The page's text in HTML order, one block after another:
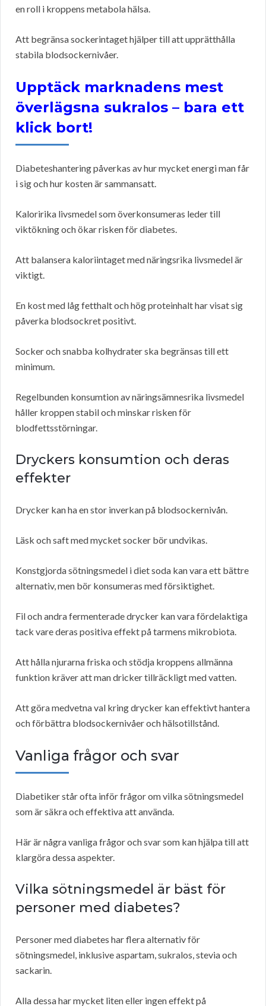
en roll i kroppens metabola hälsa.
Att begränsa sockerintaget hjälper till att upprätthålla
stabila blodsockernivåer.
Upptäck marknadens mest
överlägsna sukralos – bara ett
klick bort!
Diabeteshantering påverkas av hur mycket energi man får
i sig och hur kosten är sammansatt.
Kaloririka livsmedel som överkonsumeras leder till
viktökning och ökar risken för diabetes.
Att balansera kaloriintaget med näringsrika livsmedel är
viktigt.
En kost med låg fetthalt och hög proteinhalt har visat sig
påverka blodsockret positivt.
Socker och snabba kolhydrater ska begränsas till ett
minimum.
Regelbunden konsumtion av näringsämnesrika livsmedel
håller kroppen stabil och minskar risken för
blodfettsstörningar.
Dryckers konsumtion och deras
effekter
Drycker kan ha en stor inverkan på blodsockernivån.
Läsk och saft med mycket socker bör undvikas.
Konstgjorda sötningsmedel i diet soda kan vara ett bättre
alternativ, men bör konsumeras med försiktighet.
Fil och andra fermenterade drycker kan vara fördelaktiga
tack vare deras positiva effekt på tarmens mikrobiota.
Att hålla njurarna friska och stödja kroppens allmänna
funktion kräver att man dricker tillräckligt med vatten.
Att göra medvetna val kring drycker kan effektivt hantera
och förbättra blodsockernivåer och hälsotillstånd.
Vanliga frågor och svar
Diabetiker står ofta inför frågor om vilka sötningsmedel
som är säkra och effektiva att använda.
Här är några vanliga frågor och svar som kan hjälpa till att
klargöra dessa aspekter.
Vilka sötningsmedel är bäst för
personer med diabetes?
Personer med diabetes har flera alternativ för
sötningsmedel, inklusive aspartam, sukralos, stevia och
sackarin.
Alla dessa har mycket liten eller ingen effekt på